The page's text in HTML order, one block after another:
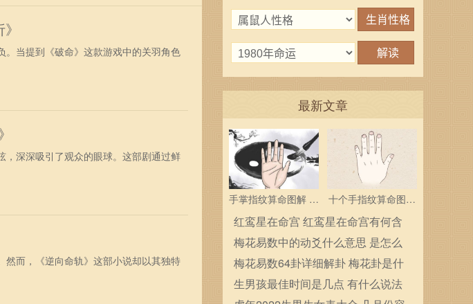
当提到《破命》这款游戏中的关羽角色
深深吸引了观众的眼球。这部剧通过鲜
而，《逆向命轨》这部小说却以其独特
最新文章
手掌指纹算命图解 三
个斗多为中层领导
十个手指纹算命图解
分析指纹算命是什么
红鸾星在命宫 红鸾星在命宫有何含
义
梅花易数中的动爻什么意思 是怎么
确定的
梅花易数64卦详细解卦 梅花卦是什
么
生男孩最佳时间是几点 有什么说法